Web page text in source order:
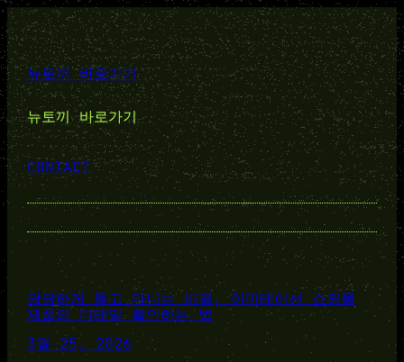
뉴토끼 바로가기
뉴토끼 바로가기
CONTACT
당당하게 들고 다니는 비결, 이미테이션 쇼핑몰
제품의 디테일 확인하는 법
3월 25, 2026